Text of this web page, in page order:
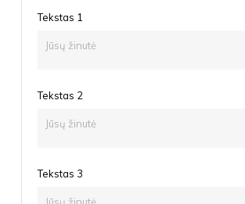
Tekstas 1
Tekstas 2
Tekstas 3